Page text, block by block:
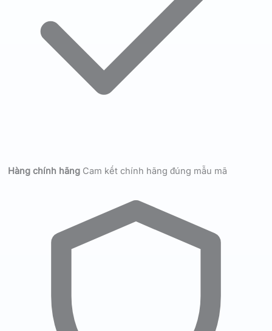
Hàng chính hãng Cam kết chính hãng đúng mẫu mã